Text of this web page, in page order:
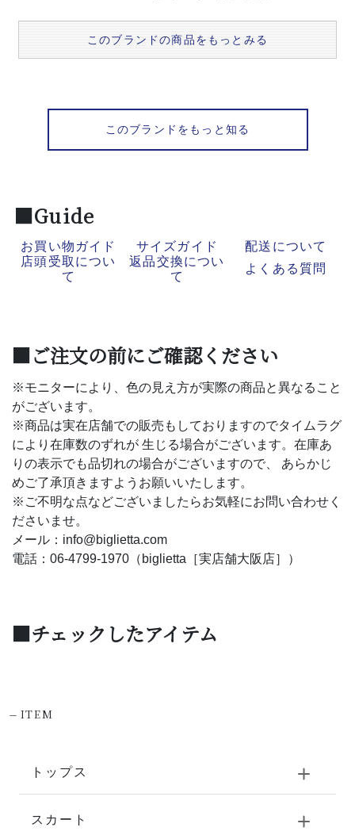
このブランドの商品をもっとみる
このブランドをもっと知る
■Guide
お買い物ガイド サイズガイド
配送について
店頭受取につい
て
返品交換につい
て
よくある質問
■ご注文の前にご確認ください
※モニターにより、色の見え方が実際の商品と異なること
がございます。
※商品は実在店舗での販売もしておりますのでタイムラグ
により在庫数のずれが 生じる場合がございます。在庫あ
りの表示でも品切れの場合がございますので、 あらかじ
めご了承頂きますようお願いいたします。
※ご不明な点などございましたらお気軽にお問い合わせく
ださいませ。
メール：info@biglietta.com
電話：06-4799-1970（biglietta［実店舗大阪店］）
■チェックしたアイテム
-ITEM
トップス
スカート